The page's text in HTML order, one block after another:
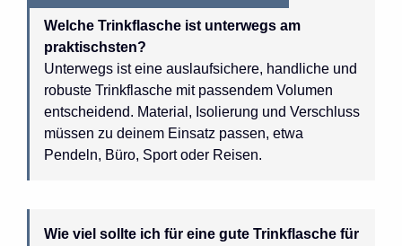
Welche Trinkflasche ist unterwegs am
praktischsten?
Unterwegs ist eine auslaufsichere, handliche und
robuste Trinkflasche mit passendem Volumen
entscheidend. Material, Isolierung und Verschluss
müssen zu deinem Einsatz passen, etwa
Pendeln, Büro, Sport oder Reisen.
Wie viel sollte ich für eine gute Trinkflasche für